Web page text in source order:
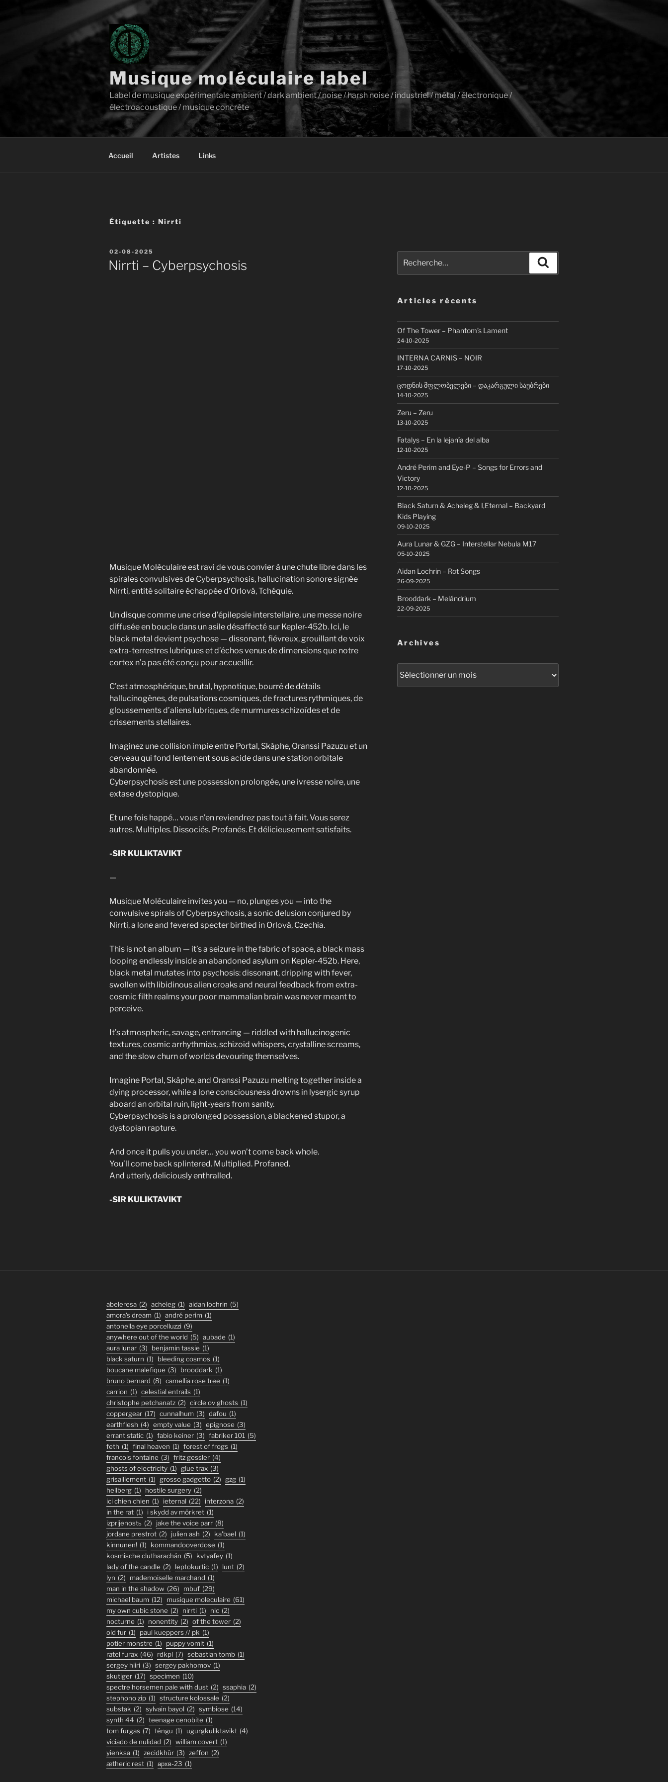
Musique moléculaire label
Label de musique expérimentale ambient / dark ambient / noise / harsh noise / industriel / métal / électronique /
électroacoustique / musique concrète
Accueil Artistes Links
Étiquette : Nirrti
Publié
le
02-08-2025
Nirrti – Cyberpsychosis
Musique Moléculaire est ravi de vous convier à une chute libre dans les
spirales convulsives de Cyberpsychosis, hallucination sonore signée
Nirrti, entité solitaire échappée d’Orlová, Tchéquie.
Un disque comme une crise d’épilepsie interstellaire, une messe noire
diffusée en boucle dans un asile désaffecté sur Kepler-452b. Ici, le
black metal devient psychose — dissonant, fiévreux, grouillant de voix
extra-terrestres lubriques et d’échos venus de dimensions que notre
cortex n’a pas été conçu pour accueillir.
C’est atmosphérique, brutal, hypnotique, bourré de détails
hallucinogènes, de pulsations cosmiques, de fractures rythmiques, de
gloussements d’aliens lubriques, de murmures schizoïdes et de
crissements stellaires.
Imaginez une collision impie entre Portal, Skáphe, Oranssi Pazuzu et un
cerveau qui fond lentement sous acide dans une station orbitale
abandonnée.
Cyberpsychosis est une possession prolongée, une ivresse noire, une
extase dystopique.
Et une fois happé… vous n’en reviendrez pas tout à fait. Vous serez
autres. Multiples. Dissociés. Profanés. Et délicieusement satisfaits.
-SIR KULIKTAVIKT
—
Musique Moléculaire invites you — no, plunges you — into the
convulsive spirals of Cyberpsychosis, a sonic delusion conjured by
Nirrti, a lone and fevered specter birthed in Orlová, Czechia.
This is not an album — it’s a seizure in the fabric of space, a black mass
looping endlessly inside an abandoned asylum on Kepler-452b. Here,
black metal mutates into psychosis: dissonant, dripping with fever,
swollen with libidinous alien croaks and neural feedback from extra-
cosmic filth realms your poor mammalian brain was never meant to
perceive.
It’s atmospheric, savage, entrancing — riddled with hallucinogenic
textures, cosmic arrhythmias, schizoid whispers, crystalline screams,
and the slow churn of worlds devouring themselves.
Imagine Portal, Skáphe, and Oranssi Pazuzu melting together inside a
dying processor, while a lone consciousness drowns in lysergic syrup
aboard an orbital ruin, light-years from sanity.
Cyberpsychosis is a prolonged possession, a blackened stupor, a
dystopian rapture.
And once it pulls you under… you won’t come back whole.
You’ll come back splintered. Multiplied. Profaned.
And utterly, deliciously enthralled.
-SIR KULIKTAVIKT
pour
:
Articles récents
Of The Tower – Phantom’s Lament
24-10-2025
INTERNA CARNIS – NOIR
17-10-2025
ცოდნის მფლობელები – დაკარგული საუბრები
14-10-2025
Zeru – Zeru
13-10-2025
Fatalys – En la lejanía del alba
12-10-2025
André Perim and Eye-P – Songs for Errors and
Victory
12-10-2025
Black Saturn & Acheleg & I,Eternal – Backyard
Kids Playing
09-10-2025
Aura Lunar & GZG – Interstellar Nebula M17
05-10-2025
Aidan Lochrin – Rot Songs
26-09-2025
Brooddark – Melándrium
22-09-2025
Archives
abeleresa (2) acheleg (1) aidan lochrin (5)
amora's dream (1) andré perim (1)
antonella eye porcelluzzi (9)
anywhere out of the world (5) aubade (1)
aura lunar (3) benjamin tassie (1)
black saturn (1) bleeding cosmos (1)
boucane malefique (3) brooddark (1)
bruno bernard (8) camellia rose tree (1)
carrion (1) celestial entrails (1)
christophe petchanatz (2) circle ov ghosts (1)
coppergear (17) cunnalhum (3) dafou (1)
earthflesh (4) empty value (3) epignose (3)
errant static (1) fabio keiner (3) fabriker 101 (5)
feth (1) final heaven (1) forest of frogs (1)
francois fontaine (3) fritz gessler (4)
ghosts of electricity (1) glue trax (3)
grisaillement (1) grosso gadgetto (2) gzg (1)
hellberg (1) hostile surgery (2)
ici chien chien (1) ieternal (22) interzona (2)
in the rat (1) i skydd av mörkret (1)
izprijenostь (2) jake the voice parr (8)
jordane prestrot (2) julien ash (2) ka'bael (1)
kinnunen! (1) kommandooverdose (1)
kosmische clutharachán (5) kvtyafey (1)
lady of the candle (2) leptokurtic (1) lunt (2)
lyn (2) mademoiselle marchand (1)
man in the shadow (26) mbuf (29)
michael baum (12) musique moleculaire (61)
my own cubic stone (2) nirrti (1) nlc (2)
nocturne (1) nonentity (2) of the tower (2)
old fur (1) paul kueppers // pk (1)
potier monstre (1) puppy vomit (1)
ratel furax (46) rdkpl (7) sebastian tomb (1)
sergey hiiri (3) sergey pakhomov (1)
skutiger (17) specimen (10)
spectre horsemen pale with dust (2) ssaphia (2)
stephono zip (1) structure kolossale (2)
substak (2) sylvain bayol (2) symbiose (14)
synth 44 (2) teenage cenobite (1)
tom furgas (7) téngu (1) ugurgkuliktavikt (4)
viciado de nulidad (2) william covert (1)
yienksa (1) zecidkhür (3) zeffon (2)
ætheric rest (1) архв-23 (1)